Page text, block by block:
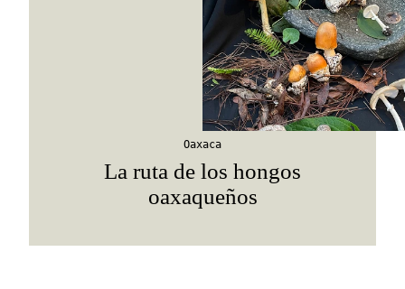
Oaxaca
La ruta de los hongos
oaxaqueños